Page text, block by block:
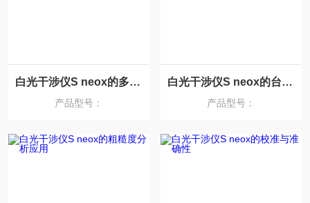
白光干涉仪S neox的多功能平台价值
产品型号：
白光干涉仪S neox的台阶高度测量
产品型号：